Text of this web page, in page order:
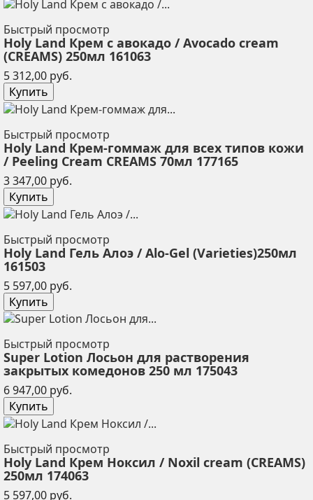
Быстрый просмотр
Holy Land Крем с авокадо / Avocado cream
(CREAMS) 250мл 161063
5 312,00 руб.
Купить
Быстрый просмотр
Holy Land Крем-гоммаж для всех типов кожи
/ Peeling Cream CREAMS 70мл 177165
3 347,00 руб.
Купить
Быстрый просмотр
Holy Land Гель Алоэ / Alo-Gel (Varieties)250мл
161503
5 597,00 руб.
Купить
Быстрый просмотр
Super Lotion Лосьон для растворения
закрытых комедонов 250 мл 175043
6 947,00 руб.
Купить
Быстрый просмотр
Holy Land Крем Ноксил / Noxil cream (CREAMS)
250мл 174063
5 597,00 руб.